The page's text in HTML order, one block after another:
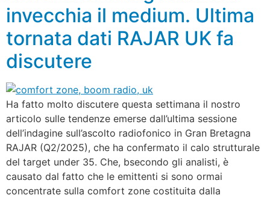
invecchia il medium. Ultima
tornata dati RAJAR UK fa
discutere
Ha fatto molto discutere questa settimana il nostro
articolo sulle tendenze emerse dall’ultima sessione
dell’indagine sull’ascolto radiofonico in Gran Bretagna
RAJAR (Q2/2025), che ha confermato il calo strutturale
del target under 35. Che, bsecondo gli analisti, è
causato dal fatto che le emittenti si sono ormai
concentrate sulla comfort zone costituita dalla